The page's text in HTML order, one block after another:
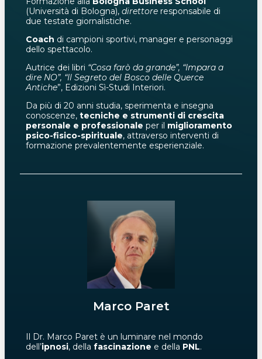
(Università di Bologna), direttore responsabile di
due testate giornalistiche.
Coach di campioni sportivi, manager e personaggi
dello spettacolo.
Autrice dei libri “Cosa farò da grande”, “Impara a
dire NO”, “Il Segreto del Bosco delle Querce
Antiche”, Edizioni Sì-Studi Interiori.
Da più di 20 anni studia, sperimenta e insegna
conoscenze, tecniche e strumenti di crescita
personale e professionale per il miglioramento
psico-fisico-spirituale, attraverso interventi di
formazione prevalentemente esperienziale.
Marco Paret
Il Dr. Marco Paret è un luminare nel mondo
dell’ipnosi, della fascinazione e della PNL.